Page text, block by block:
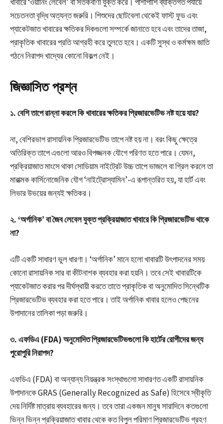
সচেতনতা বৃদ্ধি অত্যন্ত জরুরি। শিশুদের ছোটবেলা থেকেই ফাস্ট ফুড এবং
প্যাকেটজাত খাবারের ক্ষতিকর দিকগুলো সম্পর্কে জানাতে হবে এবং তাদের তাজা,
প্রাকৃতিক খাবারের প্রতি আগ্রহী করে তুলতে হবে। একটি সুস্থ ও কর্মক্ষম জাতি
গঠনে নিরাপদ খাদ্যের কোনো বিকল্প নেই।
জিজ্ঞাসিত প্রশ্ন
১. বেশি তাপে রান্না করলে কি খাবারের ক্ষতিকর প্রিজারভেটিভ নষ্ট হয়ে যায়?
না, বেশিরভাগ রাসায়নিক প্রিজারভেটিভ তাপে নষ্ট হয় না। বরং কিছু ক্ষেত্রে
অতিরিক্ত তাপে এগুলো আরও বিপজ্জনক যৌগে পরিণত হতে পারে। যেমন,
প্রক্রিয়াজাত মাংসে থাকা সোডিয়াম নাইট্রেট উচ্চ তাপে ভাজলে বা গ্রিল করলে তা
মারাত্মক কার্সিনোজেনিক যৌগ ‘নাইট্রোস্যামিন’-এ রূপান্তরিত হয়, যা হার্ট এবং
লিভার উভয়ের জন্যই ক্ষতিকর।
২. ‘অর্গানিক’ বা জৈব লেবেল যুক্ত প্রক্রিয়াজাত খাবারে কি প্রিজারভেটিভ থাকে
না?
এটি একটি সাধারণ ভুল ধারণা। ‘অর্গানিক’ মানে হলো খাবারটি উৎপাদনের সময়
কোনো রাসায়নিক সার বা কীটনাশক ব্যবহার করা হয়নি। তবে সেই খাবারটিকে
প্যাকেটজাত করার পর দীর্ঘস্থায়ী করতে তাতে প্রাকৃতিক বা অনুমোদিত সিন্থেটিক
প্রিজারভেটিভ ব্যবহার করা হতে পারে। তাই অর্গানিক খাবার হলেও পেছনের
উপাদানের তালিকা পড়া জরুরি।
৩. এফডিএ (FDA) অনুমোদিত প্রিজারভেটিভগুলো কি হার্টের রোগীদের জন্য
পুরোপুরি নিরাপদ?
এফডিএ (FDA) বা অন্যান্য নিয়ন্ত্রক সংস্থাগুলো সাধারণত একটি রাসায়নিক
উপাদানকে GRAS (Generally Recognized as Safe) হিসেবে স্বীকৃতি
দেয় নির্দিষ্ট মাত্রায় ব্যবহারের জন্য। তবে তারা একজন মানুষ সারাদিনে কতগুলো
ভিন্ন ভিন্ন প্রক্রিয়াজাত খাবার থেকে কত বিপুল পরিমাণ প্রিজারভেটিভ গ্রহণ